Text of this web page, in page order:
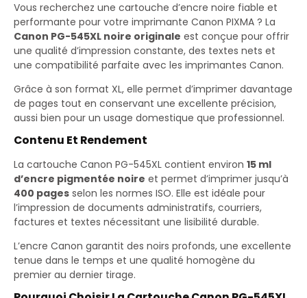
Vous recherchez une cartouche d’encre noire fiable et
performante pour votre imprimante Canon PIXMA ? La
Canon PG-545XL noire originale est conçue pour offrir
une qualité d’impression constante, des textes nets et
une compatibilité parfaite avec les imprimantes Canon.
Grâce à son format XL, elle permet d’imprimer davantage
de pages tout en conservant une excellente précision,
aussi bien pour un usage domestique que professionnel.
Contenu Et Rendement
La cartouche Canon PG-545XL contient environ 15 ml
d’encre pigmentée noire et permet d’imprimer jusqu’à
400 pages selon les normes ISO. Elle est idéale pour
l’impression de documents administratifs, courriers,
factures et textes nécessitant une lisibilité durable.
L’encre Canon garantit des noirs profonds, une excellente
tenue dans le temps et une qualité homogène du
premier au dernier tirage.